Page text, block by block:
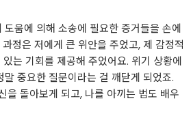
움에 의해 소송에 필요한 증거들을 손에
정은 저에게 큰 위안을 주었고, 제 감정적
는 기회를 제공해 주었어요. 위기 상황에
중요한 질문이라는 걸 깨닫게 되었죠.
을 돌아보게 되고, 나를 아끼는 법도 배우